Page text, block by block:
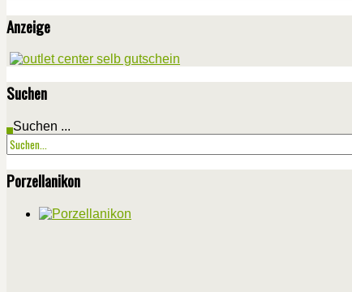
Anzeige
Suchen
Suchen ...
Porzellanikon